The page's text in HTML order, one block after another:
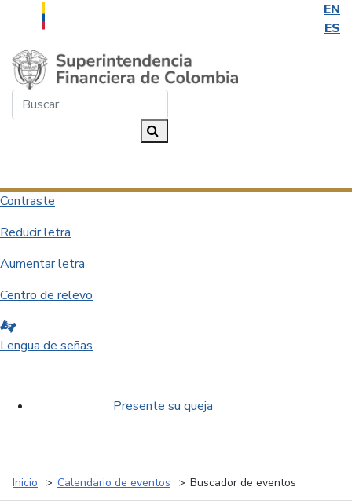
EN
ES
Saltar al contenido principal
Contraste
Reducir letra
Aumentar letra
Centro de relevo
Lengua de señas
Presente su queja
Inicio Calendario de eventos Buscador de eventos